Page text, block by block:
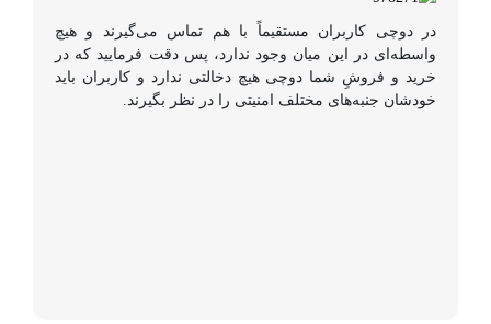
در دوچی کاربران مستقیماً با هم تماس می‌گیرند و هیچ
واسطه‌ای در این میان وجود ندارد، پس دقت فرمایید که در
خرید و فروشِ شما دوچی هیچ دخالتی ندارد و کاربران باید
خودشان جنبه‌های مختلف امنیتی را در نظر بگیرند.